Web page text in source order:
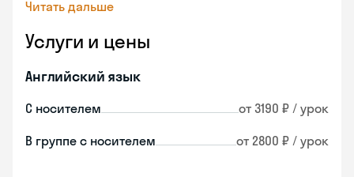
Читать дальше
Услуги и цены
Английский язык
С носителем от 3190 ₽ / урок
В группе с носителем от 2800 ₽ / урок